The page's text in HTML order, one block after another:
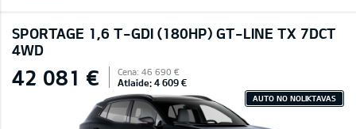
SPORTAGE 1,6 T-GDI (180HP) GT-LINE TX 7DCT
4WD
42 081 € Cena: 46 690 €
Atlaide: 4 609 €
AUTO NO NOLIKTAVAS